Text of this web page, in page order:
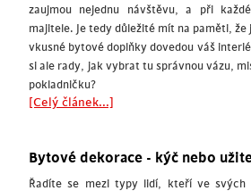
zaujmou nejednu návštěvu, a při
majitele. Je tedy důležité mít na paměti,
vkusné bytové doplňky dovedou váš
si ale rady, jak vybrat tu správnou vázu,
pokladničku?
[Celý článek...]
Bytové dekorace - kýč nebo
Řadíte se mezi typy lidí, kteří ve svých